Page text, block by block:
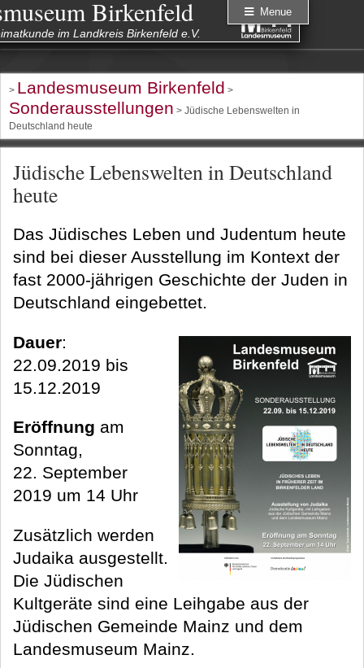
Birkenfeld
im Landkreis Birkenfeld e.V.
> Landesmuseum Birkenfeld >
Sonderausstellungen > Jüdische Lebenswelten in
Deutschland heute
Jüdische Lebenswelten in Deutschland
heute
Das Jüdisches Leben und Judentum heute
sind bei dieser Ausstellung im Kontext der
fast 2000-jährigen Geschichte der Juden in
Deutschland eingebettet.
Dauer:
22.09.2019 bis
15.12.2019
Eröffnung am
Sonntag,
22. September
2019 um 14 Uhr
Zusätzlich werden
Judaika ausgestellt.
Die Jüdischen
Kultgeräte sind eine Leihgabe aus der
Jüdischen Gemeinde Mainz und dem
Landesmuseum Mainz.
Menue